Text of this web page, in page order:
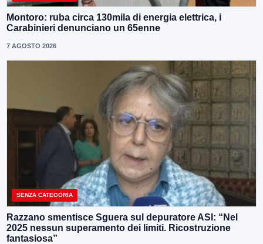
Montoro: ruba circa 130mila di energia elettrica, i
Carabinieri denunciano un 65enne
7 AGOSTO 2026
SENZA CATEGORIA
Razzano smentisce Sguera sul depuratore ASI: “Nel
2025 nessun superamento dei limiti. Ricostruzione
fantasiosa”